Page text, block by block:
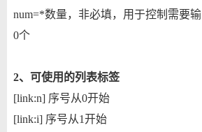
num=*数量，非必填，用于控制需要
0个
2、可使用的列表标签
[link:n] 序号从0开始
[link:i] 序号从1开始